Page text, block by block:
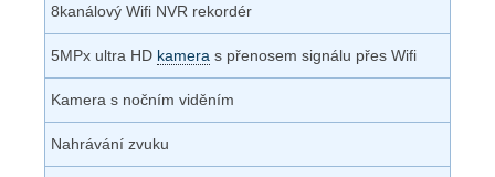
8kanálový Wifi NVR rekordér
5MPx ultra HD kamera s přenosem signálu přes Wifi
Kamera s nočním viděním
Nahrávání zvuku